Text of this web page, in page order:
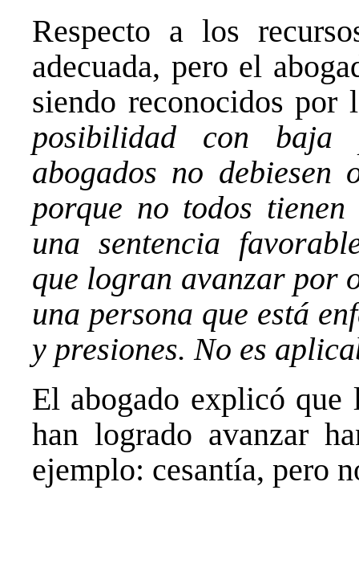
Respecto a los
adecuada, pero el
siendo reconocidos
posibilidad con baja
abogados no
porque no todos
una sentencia
que logran avanzar por
una persona que está
y presiones. No es
El abogado explicó que
han logrado avanzar
ejemplo: cesantía, pero